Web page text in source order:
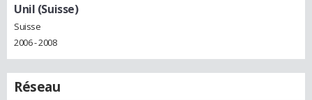
Unil (Suisse)
Suisse
2006 - 2008
Réseau